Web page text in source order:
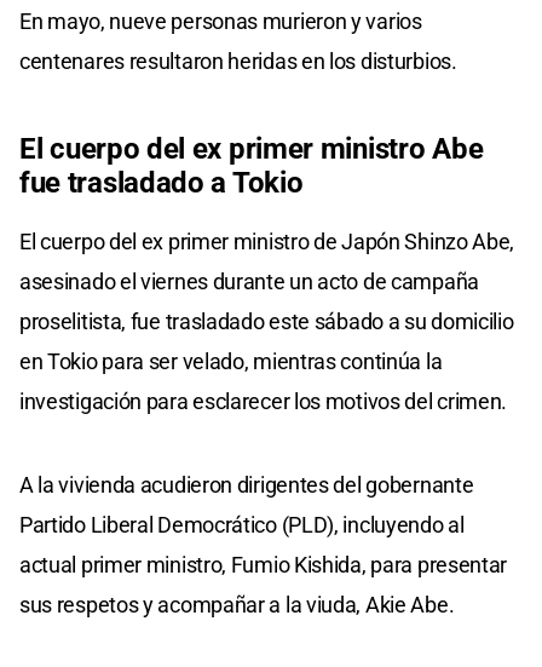
En mayo, nueve personas murieron y varios
centenares resultaron heridas en los disturbios.
El cuerpo del ex primer ministro Abe
fue trasladado a Tokio
El cuerpo del ex primer ministro de Japón Shinzo Abe,
asesinado el viernes durante un acto de campaña
proselitista, fue trasladado este sábado a su domicilio
en Tokio para ser velado, mientras continúa la
investigación para esclarecer los motivos del crimen.
A la vivienda acudieron dirigentes del gobernante
Partido Liberal Democrático (PLD), incluyendo al
actual primer ministro, Fumio Kishida, para presentar
sus respetos y acompañar a la viuda, Akie Abe.